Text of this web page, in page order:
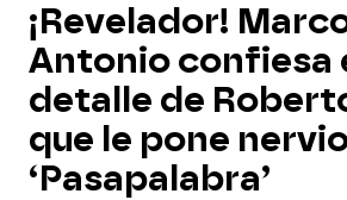
¡Revelador!
Antonio confiesa
detalle de
que le pone
‘Pasapalabra’